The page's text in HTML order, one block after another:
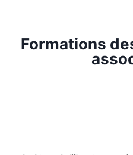
Formations